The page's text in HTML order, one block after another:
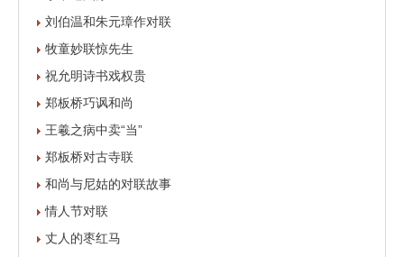
刘伯温和朱元璋作对联
牧童妙联惊先生
祝允明诗书戏权贵
郑板桥巧讽和尚
王羲之病中卖“当”
郑板桥对古寺联
和尚与尼姑的对联故事
情人节对联
丈人的枣红马